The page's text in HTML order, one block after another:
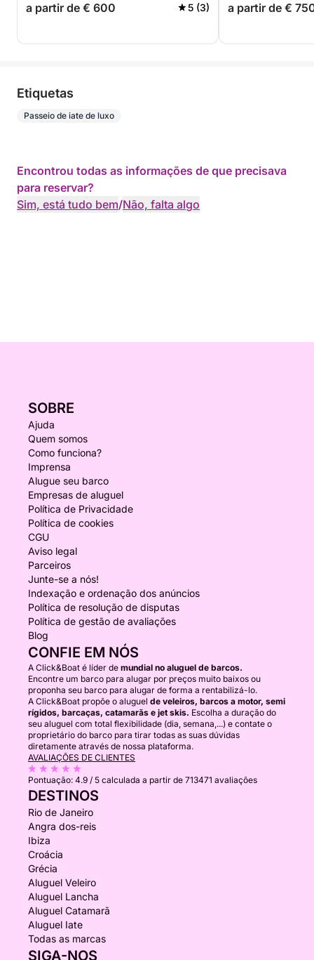
a partir de € 600 5 (3) a partir de €
Etiquetas
Passeio de iate de luxo
Encontrou todas as informações de que precisava
para reservar?
Sim, está tudo bem/Não, falta algo
SOBRE
Ajuda
Quem somos
Como funciona?
Imprensa
Alugue seu barco
Empresas de aluguel
Política de Privacidade
Política de cookies
CGU
Aviso legal
Parceiros
Junte-se a nós!
Indexação e ordenação dos anúncios
Política de resolução de disputas
Política de gestão de avaliações
Blog
CONFIE EM NÓS
A Click&Boat é líder de mundial no aluguel de barcos.
Encontre um barco para alugar por preços muito baixos ou
proponha seu barco para alugar de forma a rentabilizá-lo.
A Click&Boat propõe o aluguel de veleiros, barcos a motor, semi
rígidos, barcaças, catamarãs e jet skis. Escolha a duração do
seu aluguel com total flexibilidade (dia, semana,...) e contate o
proprietário do barco para tirar todas as suas dúvidas
diretamente através de nossa plataforma.
AVALIAÇÕES DE CLIENTES
Pontuação: 4.9 / 5 calculada a partir de 713471 avaliações
DESTINOS
Rio de Janeiro
Angra dos-reis
Ibiza
Croácia
Grécia
Aluguel Veleiro
Aluguel Lancha
Aluguel Catamarã
Aluguel Iate
Todas as marcas
SIGA-NOS